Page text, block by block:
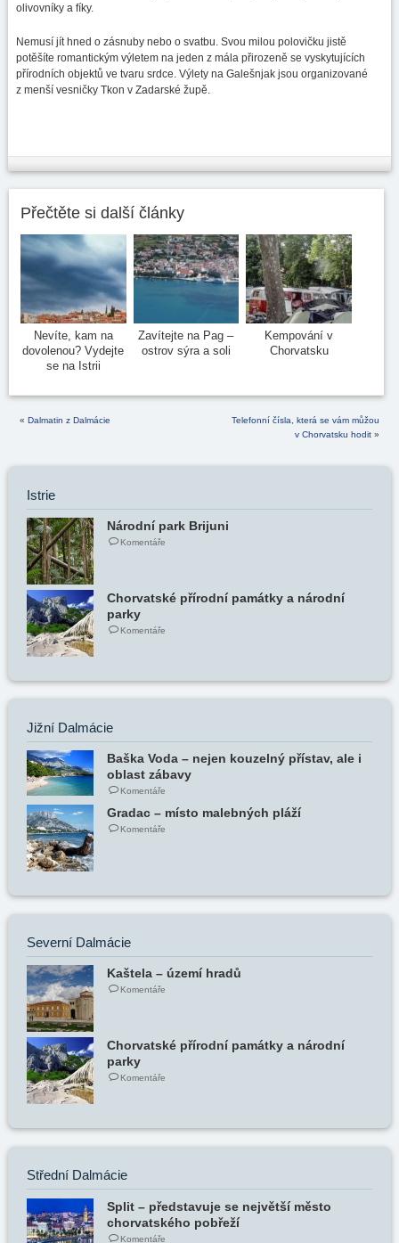
olivovníky a fíky.
Nemusí jít hned o zásnuby nebo o svatbu. Svou milou polovičku jistě
potěšíte romantickým výletem na jeden z mála přirozeně se vyskytujících
přírodních objektů ve tvaru srdce. Výlety na Galešnjak jsou organizované
z menší vesničky Tkon v Zadarské župě.
Přečtěte si další články
Nevíte, kam na
dovolenou? Vydejte
se na Istrii
Zavítejte na Pag –
ostrov sýra a soli
Kempování v
Chorvatsku
« Dalmatin z Dalmácie
Telefonní čísla, která se vám můžou
v Chorvatsku hodit »
Istrie
Národní park Brijuni
Komentáře
Chorvatské přírodní památky a národní
parky
Komentáře
Jižní Dalmácie
Baška Voda – nejen kouzelný přístav, ale i
oblast zábavy
Komentáře
Gradac – místo malebných pláží
Komentáře
Severní Dalmácie
Kaštela – území hradů
Komentáře
Chorvatské přírodní památky a národní
parky
Komentáře
Střední Dalmácie
Split – představuje se největší město
chorvatského pobřeží
Komentáře